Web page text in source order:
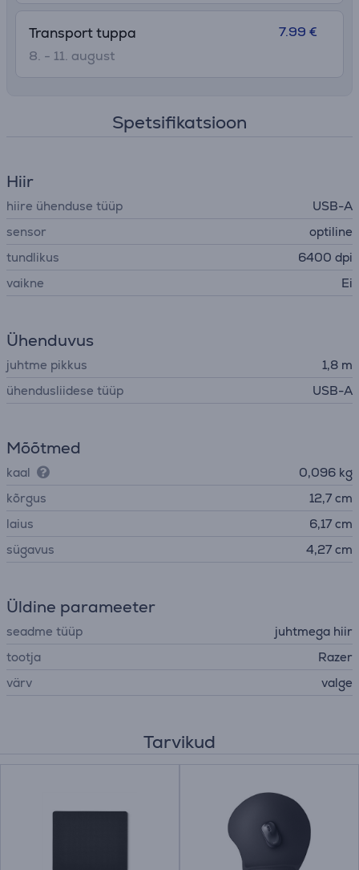
Transport tuppa
8. - 11. august
7.99 €
Spetsifikatsioon
Hiir
hiire ühenduse tüüp
USB-A
sensor
optiline
tundlikus
6400 dpi
vaikne
Ei
Ühenduvus
juhtme pikkus
1,8 m
ühendusliidese tüüp
USB-A
Mõõtmed
kaal
0,096 kg
kõrgus
12,7 cm
laius
6,17 cm
sügavus
4,27 cm
Üldine parameeter
seadme tüüp
juhtmega hiir
tootja
Razer
värv
valge
Tarvikud